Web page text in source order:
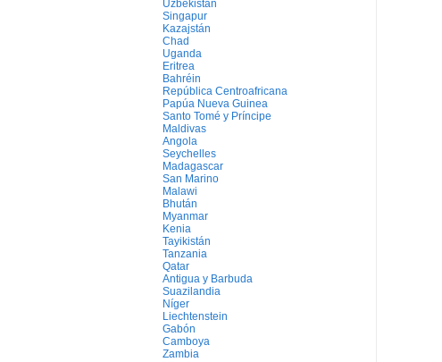
Uzbekistán
Singapur
Kazajstán
Chad
Uganda
Eritrea
Bahréin
República Centroafricana
Papúa Nueva Guinea
Santo Tomé y Príncipe
Maldivas
Angola
Seychelles
Madagascar
San Marino
Malawi
Bhután
Myanmar
Kenia
Tayikistán
Tanzania
Qatar
Antigua y Barbuda
Suazilandia
Níger
Liechtenstein
Gabón
Camboya
Zambia